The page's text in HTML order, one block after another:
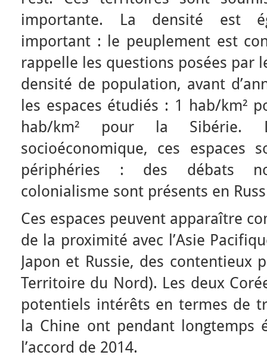
importante. La densité est
important : le peuplement est
rappelle les questions posées par
densité de population, avant
les espaces étudiés : 1 hab/km²
hab/km² pour la Sibérie.
socioéconomique, ces espaces
périphéries : des débats
colonialisme sont présents en
Ces espaces peuvent apparaître
de la proximité avec l’Asie
Japon et Russie, des contentieux
Territoire du Nord). Les deux
potentiels intérêts en termes de
la Chine ont pendant longtemps
l’accord de 2014.